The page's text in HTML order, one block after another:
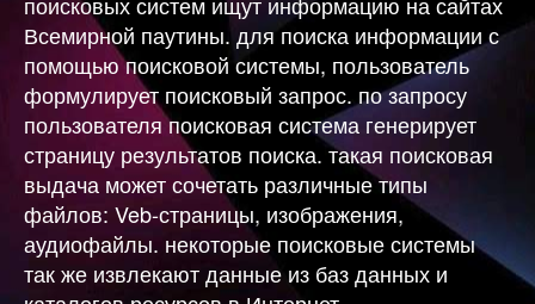
Всемирной паутины. для поиска информации с
помощью поисковой системы, пользователь
формулирует поисковый запрос. по запросу
пользователя поисковая система генерирует
страницу результатов поиска. такая поисковая
выдача может сочетать различные типы
файлов: Veb-страницы, изображения,
аудиофайлы. некоторые поисковые системы
так же извлекают данные из баз данных и